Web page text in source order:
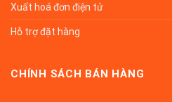
Xuất hoá đơn điện tử
Hỗ trợ đặt hàng
CHÍNH SÁCH BÁN HÀNG